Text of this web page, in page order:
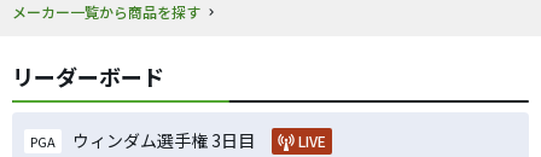
メーカー一覧から商品を探す
リーダーボード
PGA ウィンダム選手権 3日目 LIVE